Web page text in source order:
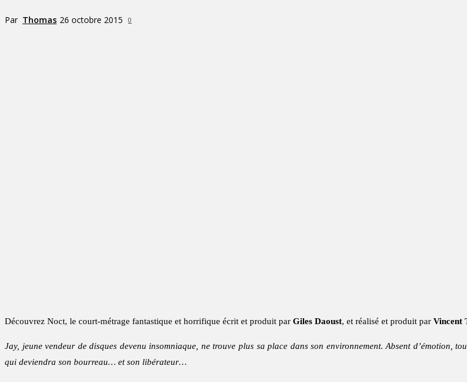
Par Thomas 26 octobre 2015 0
Découvrez Noct, le court-métrage fantastique et horrifique écrit et produit par Giles Daoust, et réalisé et produit par Vincent
Jay, jeune vendeur de disques devenu insomniaque, ne trouve plus sa place dans son environnement. Absent d’émotion,
qui deviendra son bourreau… et son libérateur…